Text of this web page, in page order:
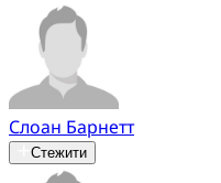
Слоан Барнетт
Стежити